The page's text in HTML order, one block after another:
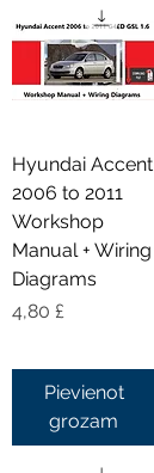
Hyundai Accent
2006 to 2011
Workshop
Manual + Wiring
Diagrams
Cena
4,80 £
Pievienot
grozam